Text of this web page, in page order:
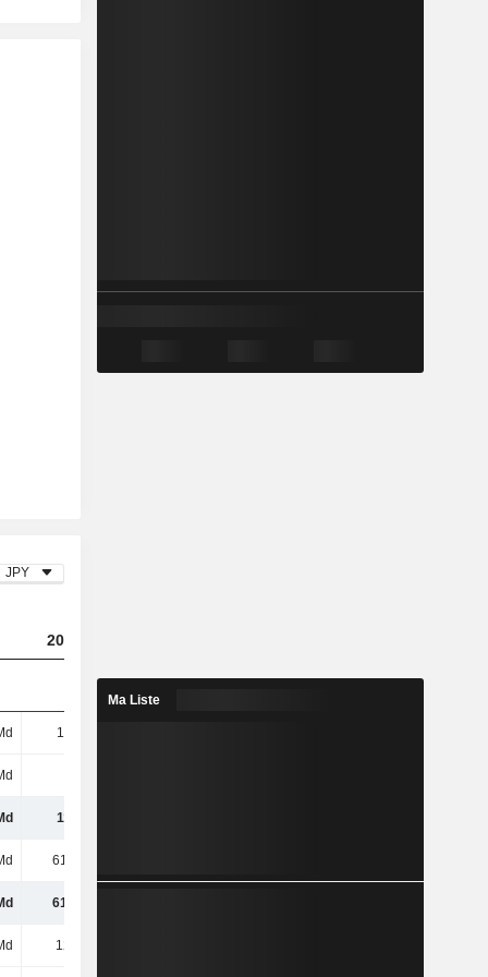
JPY
2023
114 Md
114 Md
61,9 Md
61,9 Md
121 Md
Ma Liste